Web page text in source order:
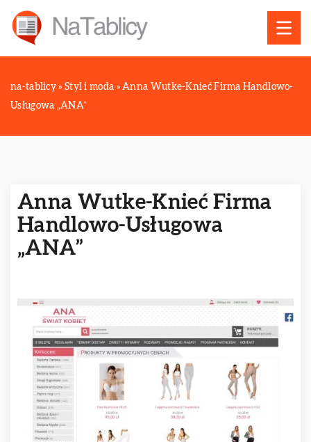
na-tablicy » Styl i moda »Anna Wutke-Knieć Firma Handlowo-
Usługowa „ANA”
Anna Wutke-Knieć Firma
Handlowo-Usługowa
„ANA”